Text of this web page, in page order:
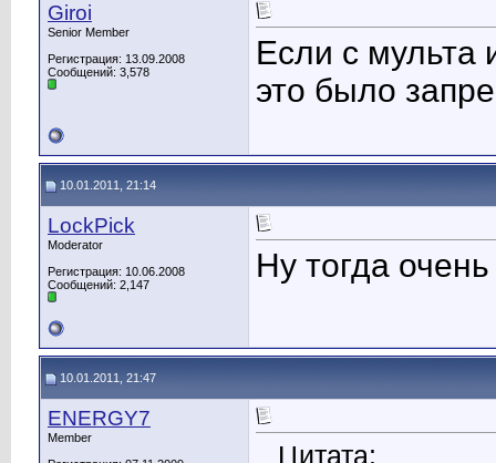
Giroi
Senior Member
Регистрация: 13.09.2008
Сообщений: 3,578
Если с мульта
это было
10.01.2011, 21:14
LockPick
Moderator
Регистрация: 10.06.2008
Сообщений: 2,147
Ну тогда
10.01.2011, 21:47
ENERGY7
Member
Цитата: